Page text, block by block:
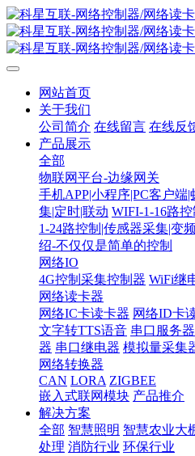
网站首页
关于我们
公司简介 在线留言 在线反
产品展示
全部
物联网平台-边缘网关
手机APP|小程序|PC客户端|
集|定时|联动 WIFI-1-16路
1-24路控制|传感器采集|变
绍-不仅仅是简单的控制
网络IO
4G控制采集控制器 WiFi继
网络读卡器
网络IC卡读卡器 网络ID卡
文字转TTS语音 串口服务器
器 串口继电器 模拟量采集
网络转换器
CAN LORA ZIGBEE
嵌入式联网模块 产品推介
解决方案
全部 智慧照明 智慧农业大
处理 消防行业 环保行业